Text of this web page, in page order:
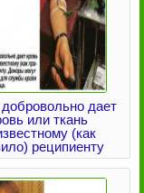
дает
или ткань
(как
реципиенту